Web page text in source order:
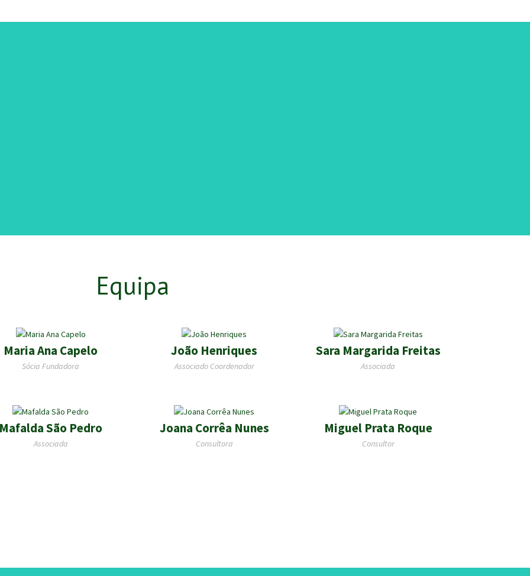
Equipa
Maria Ana Capelo
Sócia Fundadora
João Henriques
Associado Coordenador
Sara Margarida Freitas
Associada
Mafalda São Pedro
Associada
Joana Corrêa Nunes
Consultora
Miguel Prata Roque
Consultor